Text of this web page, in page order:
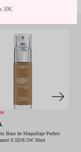
m
Base de Maquillaje Perfect
8.5D/8.5W 30ml
39€.